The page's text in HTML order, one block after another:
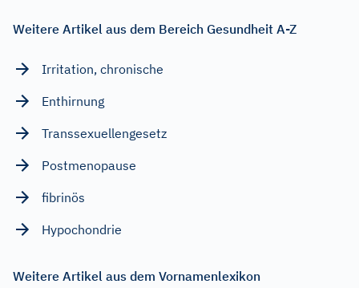
Weitere Artikel aus dem Bereich Gesundheit A-Z
Irritation, chronische
Enthirnung
Transsexuellengesetz
Postmenopause
fibrinös
Hypochondrie
Weitere Artikel aus dem Vornamenlexikon